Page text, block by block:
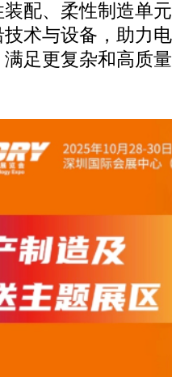
配、柔性制造单
术与设备，助力
足更复杂和高质